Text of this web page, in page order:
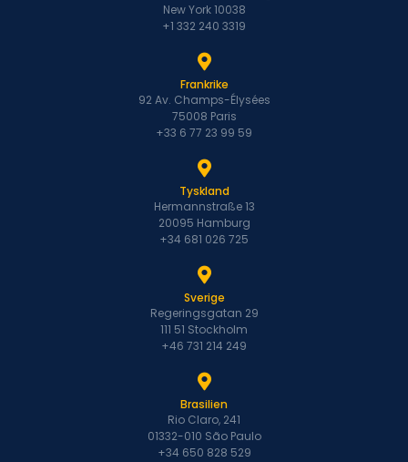
New York 10038
+1 332 240 3319
Frankrike
92 Av. Champs-Élysées
75008 Paris
+33 6 77 23 99 59
Tyskland
Hermannstraße 13
20095 Hamburg
+34 681 026 725
Sverige
Regeringsgatan 29
111 51 Stockholm
+46 731 214 249
Brasilien
Rio Claro, 241
01332-010 São Paulo
+34 650 828 529